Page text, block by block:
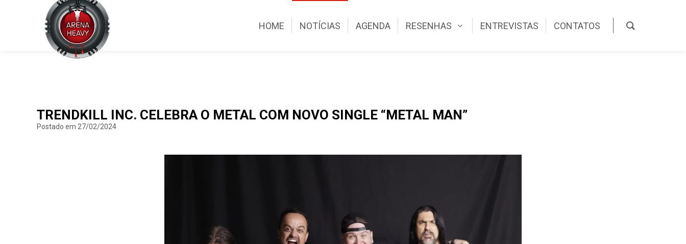
HOME NOTÍCIAS AGENDA RESENHAS ENTREVISTAS CONTATOS
TRENDKILL INC. CELEBRA O METAL COM NOVO SINGLE “METAL MAN”
Postado em 27/02/2024